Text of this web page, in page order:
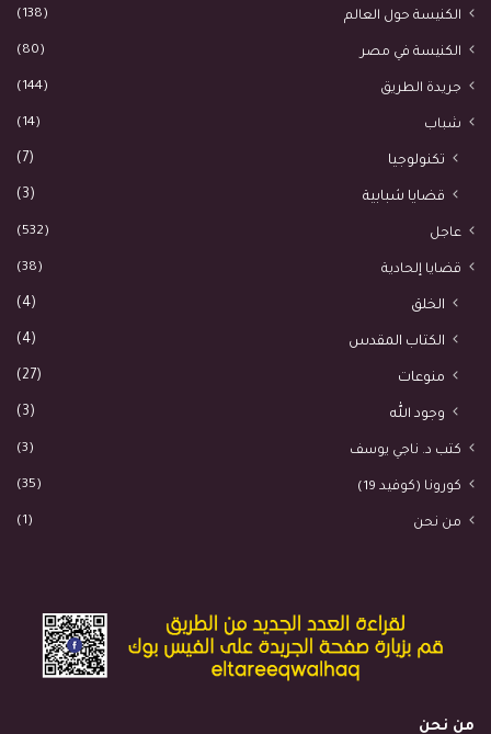
الكنيسة حول العالم (138)
الكنيسة في مصر (80)
جريدة الطريق (144)
شباب (14)
تكنولوجيا (7)
قضايا شبابية (3)
عاجل (532)
قضايا إلحادية (38)
الخلق (4)
الكتاب المقدس (4)
منوعات (27)
وجود الله (3)
كتب د. ناجي يوسف (3)
كورونا (كوفيد 19) (35)
من نحن (1)
من نحن